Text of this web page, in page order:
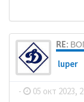
RE:
luper
- 05 окт 2023,